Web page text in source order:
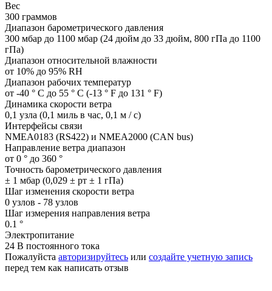
Вес
300 граммов
Диапазон барометрического давления
300 мбар до 1100 мбар (24 дюйм до 33 дюйм, 800 гПа до 1100
гПа)
Диапазон относительной влажности
от 10% до 95% RH
Диапазон рабочих температур
от -40 ° C до 55 ° C (-13 ° F до 131 ° F)
Динамика скорости ветра
0,1 узла (0,1 миль в час, 0,1 м / с)
Интерфейсы связи
NMEA0183 (RS422) и NMEA2000 (CAN bus)
Направление ветра диапазон
от 0 ° до 360 °
Точность барометрического давления
± 1 мбар (0,029 ± рт ± 1 гПа)
Шаг изменения скорости ветра
0 узлов - 78 узлов
Шаг измерения направления ветра
0.1 °
Электропитание
24 В постоянного тока
Пожалуйста авторизируйтесь или создайте учетную запись
перед тем как написать отзыв